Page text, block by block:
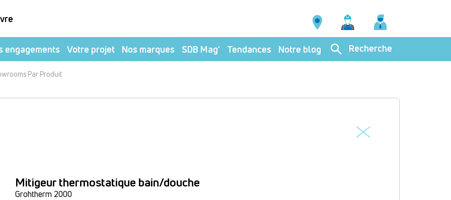
engagements Votre projet Nos marques SDB Mag' Tendances Notre blog Recherche
Par Produit
Mitigeur thermostatique bain/douche
Grohtherm 2000